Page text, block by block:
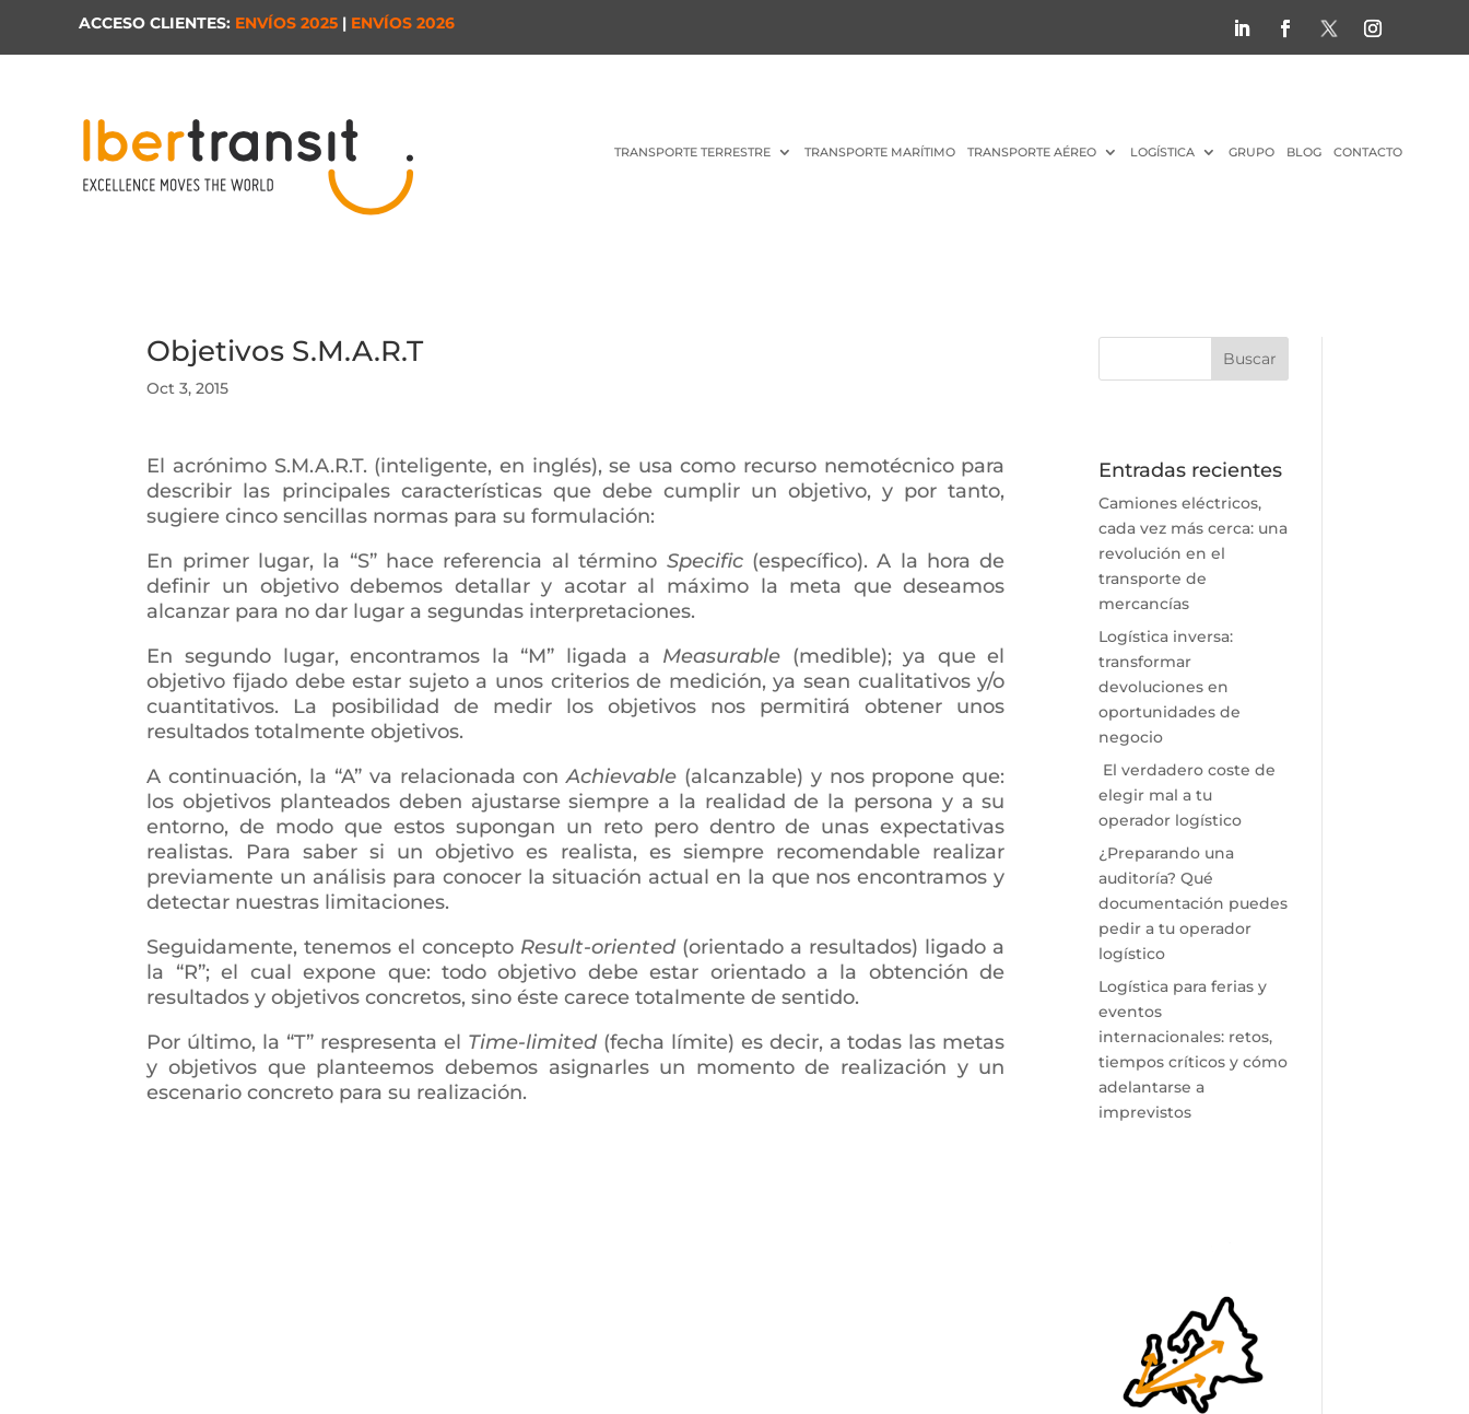
ACCESO CLIENTES: ENVÍOS 2025 | ENVÍOS 2026
TRANSPORTE TERRESTRE TRANSPORTE MARÍTIMO TRANSPORTE AÉREO LOGÍSTICA GRUPO BLOG CONTACTO
Objetivos S.M.A.R.T
Oct 3, 2015
El acrónimo S.M.A.R.T. (inteligente, en inglés), se usa como recurso nemotécnico para
describir las principales características que debe cumplir un objetivo, y por tanto,
sugiere cinco sencillas normas para su formulación:
En primer lugar, la “S” hace referencia al término Specific(específico). A la hora de
definir un objetivo debemos detallar y acotar al máximo la meta que deseamos
alcanzar para no dar lugar a segundas interpretaciones.
En segundo lugar, encontramos la “M” ligada a Measurable (medible); ya que el
objetivo fijado debe estar sujeto a unos criterios de medición, ya sean cualitativos y/o
cuantitativos. La posibilidad de medir los objetivos nos permitirá obtener unos
resultados totalmente objetivos.
A continuación, la “A” va relacionada conAchievable (alcanzable) y nos propone que:
los objetivos planteados deben ajustarse siempre a la realidad de la persona y a su
entorno, de modo que estos supongan un reto pero dentro de unas expectativas
realistas. Para saber si un objetivo es realista, es siempre recomendable realizar
previamente un análisis para conocer la situación actual en la que nos encontramos y
detectar nuestras limitaciones.
Seguidamente, tenemos el concepto Result-oriented(orientado a resultados) ligado a
la “R”; el cual expone que: todo objetivo debe estar orientado a la obtención de
resultados y objetivos concretos, sino éste carece totalmente de sentido.
Por último, la “T” respresenta el Time-limited(fecha límite) es decir, a todas las metas
y objetivos que planteemos debemos asignarles un momento de realización y un
escenario concreto para su realización.
Entradas recientes
Camiones eléctricos,
cada vez más cerca: una
revolución en el
transporte de
mercancías
Logística inversa:
transformar
devoluciones en
oportunidades de
negocio
El verdadero coste de
elegir mal a tu
operador logístico
¿Preparando una
auditoría? Qué
documentación puedes
pedir a tu operador
logístico
Logística para ferias y
eventos
internacionales: retos,
tiempos críticos y cómo
adelantarse a
imprevistos